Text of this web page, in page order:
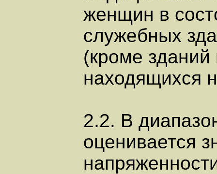
женщин в
служебных
(кроме
находящихся
2.2. В
оценивается